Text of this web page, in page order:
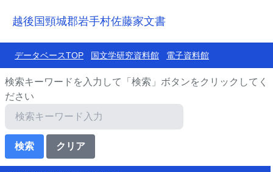
越後国頸城郡岩手村佐藤家文書
データベースTOP 国文学研究資料館 電子資料館
検索キーワードを入力して「検索」ボタンをクリックしてく
ださい